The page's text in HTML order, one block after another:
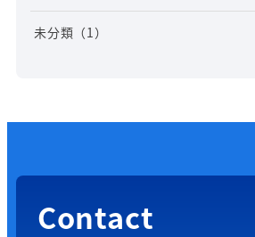
未分類 （1）
Contact